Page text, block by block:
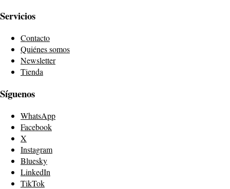
Servicios
Contacto
Quiénes somos
Newsletter
Tienda
Síguenos
WhatsApp
Facebook
X
Instagram
Bluesky
LinkedIn
TikTok